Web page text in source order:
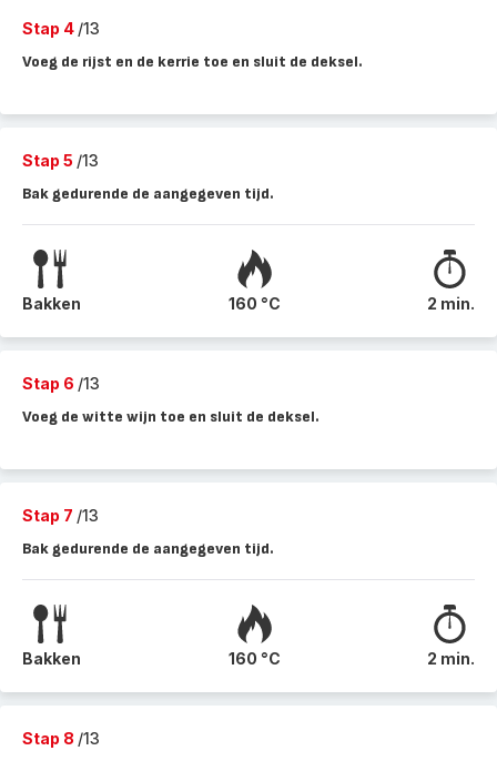
Stap 4 /13
Voeg de rijst en de kerrie toe en sluit de deksel.
Stap 5 /13
Bak gedurende de aangegeven tijd.
Bakken 160 °C 2 min.
Stap 6 /13
Voeg de witte wijn toe en sluit de deksel.
Stap 7 /13
Bak gedurende de aangegeven tijd.
Bakken 160 °C 2 min.
Stap 8 /13